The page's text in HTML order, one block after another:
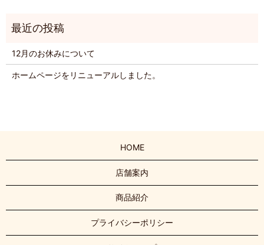
12月のお休みについて
ホームページをリニューアルしました。
HOME
店舗案内
商品紹介
プライバシーポリシー